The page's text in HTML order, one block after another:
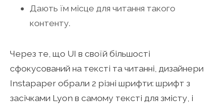
Дають їм місце для читання такого
контенту.
Через те, що UI в своїй більшості
сфокусований на тексті та читанні, дизайнери
Instapaper обрали 2 різні шрифти: шрифт з
засічками Lyon в самому тексті для змісту, і